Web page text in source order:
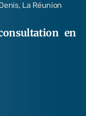
La Réunion
en